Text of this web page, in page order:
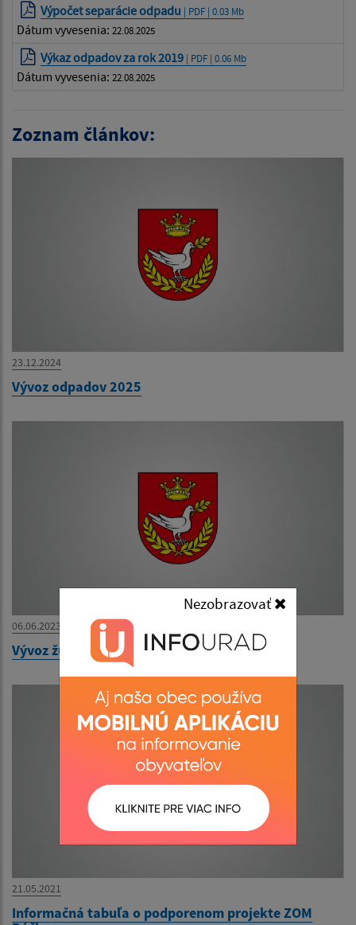
Nezobrazovať
Výpočet separácie odpadu | PDF | 0.03 Mb
Dátum vyvesenia: 22.08.2025
Výkaz odpadov za rok 2019 | PDF | 0.06 Mb
Dátum vyvesenia: 22.08.2025
Zoznam článkov:
23.12.2024
Vývoz odpadov 2025
06.06.2023
Vývoz žúmp - ponuka
21.05.2021
Informačná tabuľa o podporenom projekte ZOM